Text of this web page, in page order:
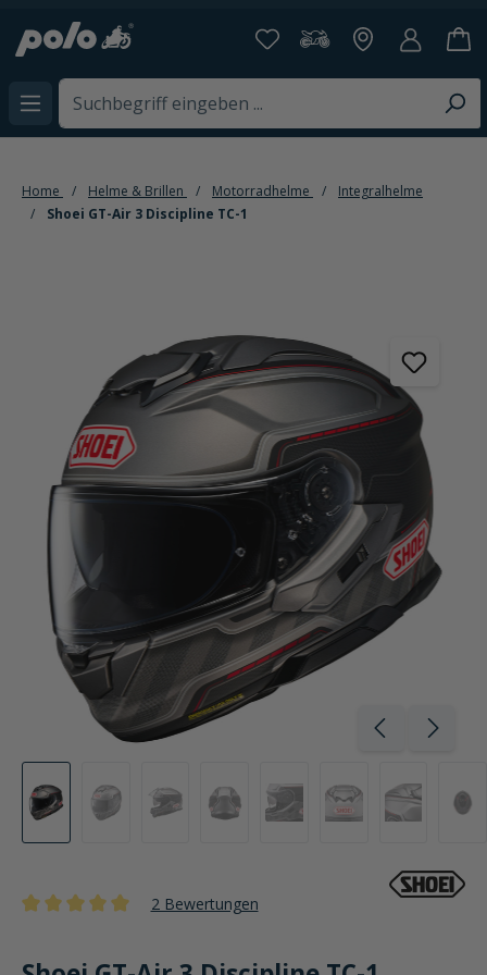
springen
Home Helme & Brillen Motorradhelme
Integralhelme
Shoei GT-Air 3 Discipline TC-1
2 Bewertungen